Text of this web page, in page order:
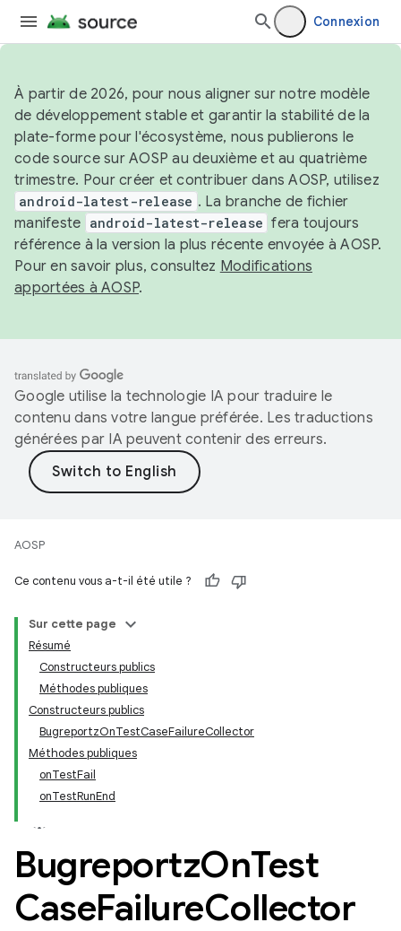
Connexion
À partir de 2026, pour nous aligner sur notre modèle
de développement stable et garantir la stabilité de la
plate-forme pour l'écosystème, nous publierons le
code source sur AOSP au deuxième et au quatrième
trimestre. Pour créer et contribuer dans AOSP, utilisez
android-latest-release . La branche de fichier
manifeste android-latest-release fera toujours
référence à la version la plus récente envoyée à AOSP.
Pour en savoir plus, consultez Modifications
apportées à AOSP.
Google utilise la technologie IA pour traduire le
contenu dans votre langue préférée. Les traductions
générées par IA peuvent contenir des erreurs.
AOSP
Ce contenu vous a-t-il été utile ?
Sur cette page
Résumé
Constructeurs publics
Méthodes publiques
Constructeurs publics
BugreportzOnTestCaseFailureCollector
Méthodes publiques
onTestFail
onTestRunEnd
BugreportzOnTest
CaseFailureCollector